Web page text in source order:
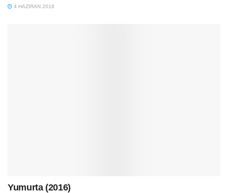
4 HAZIRAN 2018
Yumurta (2016)